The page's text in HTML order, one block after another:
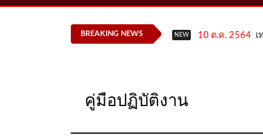
BREAKING NEWS NEW 10 ต.ค. 2564 เ
คู่มือปฏิบัติงาน